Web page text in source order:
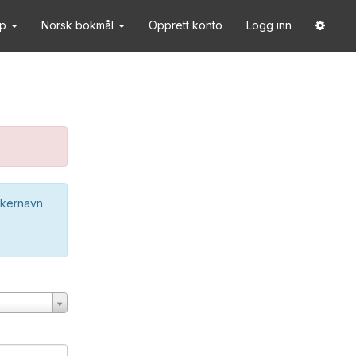
Norsk bokmål Opprett konto Logg inn